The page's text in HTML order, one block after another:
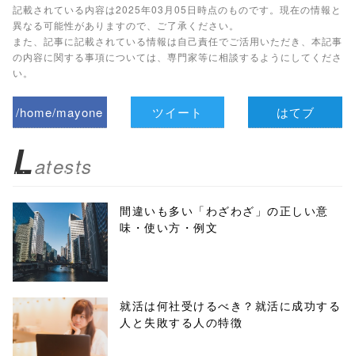
記載されている内容は2025年03月05日時点のものです。現在の情報と
異なる可能性がありますので、ご了承ください。
また、記事に記載されている情報は自己責任でご活用いただき、本記事
の内容に関する事項については、専門家等に相談するようにしてくださ
い。
/home/mayone
biz.jp/public_ht
ml/wp-
content/themes
/tapbiz_theme/
parts/sns-
buttons.php on
ツイート はてブ
Latests
間違いも多い「わざわざ」の正しい意
味・使い方・例文
就活は何社受けるべき？就活に成功する
人と失敗する人の特徴